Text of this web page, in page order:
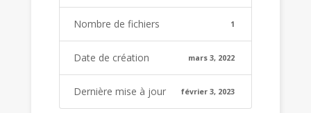
Nombre de fichiers 1
Date de création mars 3, 2022
Dernière mise à jour février 3, 2023